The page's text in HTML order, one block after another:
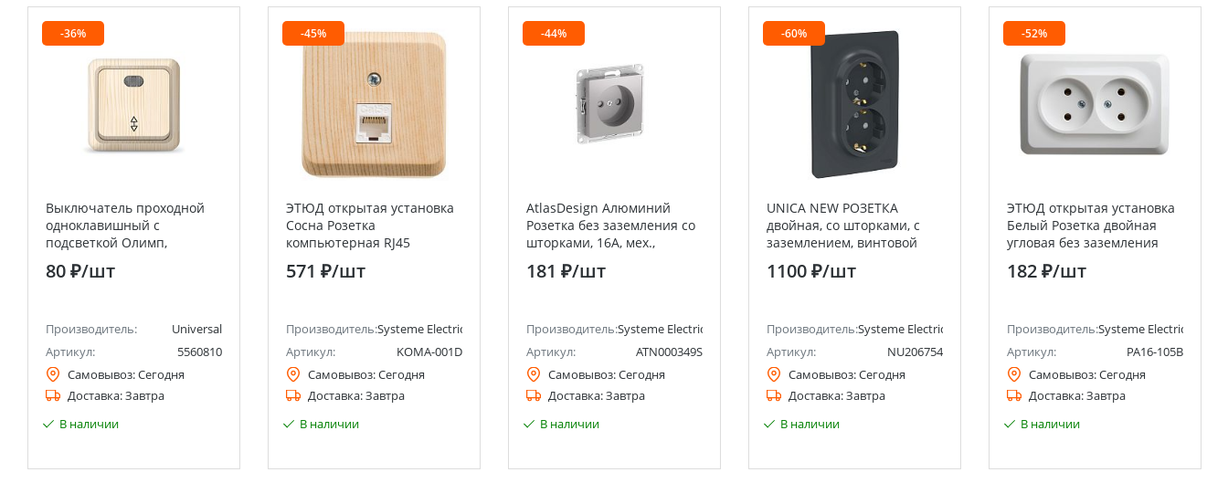
Schneider Electric)
-36%
Выключатель проходной
одноклавишный с
подсветкой Олимп,
открытой установки, 10А,
220В, сосна UNIVERSAL
80 ₽/шт
Производитель:
Universal
Артикул:
5560810
Самовывоз:Сегодня
Доставка:Завтра
В наличии
-45%
ЭТЮД открытая установка
Сосна Розетка
компьютерная RJ45
категория 5E Systeme
Electric (Schneider Electric)
571 ₽/шт
Производитель:Systeme Electric (ранее Schneider Electric)
Артикул:
KOMA-001D
Самовывоз:Сегодня
Доставка:Завтра
В наличии
-44%
AtlasDesign Алюминий
Розетка без заземления со
шторками, 16А, мех.,
быстрозажим. клемм
181 ₽/шт
Производитель:Systeme Electric (ранее Schneider Electric)
Артикул:
ATN000349S
Самовывоз:Сегодня
Доставка:Завтра
В наличии
-60%
UNICA NEW РОЗЕТКА
двойная, со шторками, с
заземлением, винтовой
зажим,АНТРАЦИТ Systeme
Electric (Schneider Electric)
1100 ₽/шт
Производитель:Systeme Electric (ранее Schneider Electric)
Артикул:
NU206754
Самовывоз:Сегодня
Доставка:Завтра
В наличии
-52%
ЭТЮД открытая установка
Белый Розетка двойная
угловая без заземления
16А 250B Systeme Electric
(Schneider Electric)
182 ₽/шт
Производитель:Systeme Electric
Артикул:
PA16-105B
Самовывоз:Сегодня
Доставка:Завтра
В наличии